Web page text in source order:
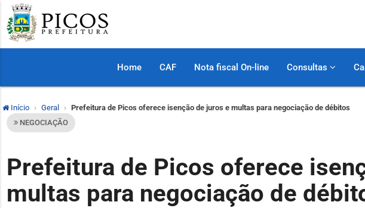
Home CAF Nota fiscal On-line Consultas
Início Geral
Prefeitura de Picos oferece isenção de juros e multas para negociação de débitos
NEGOCIAÇÃO
Prefeitura de Picos oferece
multas para negociação de